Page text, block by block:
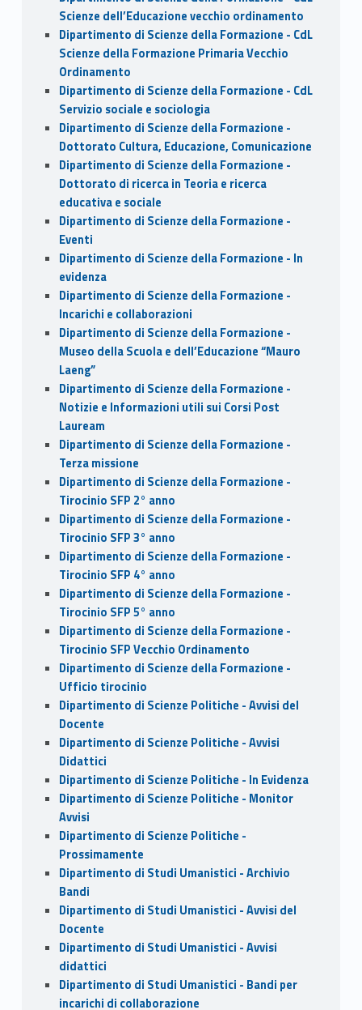
Scienze dell’Educazione vecchio ordinamento
Dipartimento di Scienze della Formazione - CdL
Scienze della Formazione Primaria Vecchio
Ordinamento
Dipartimento di Scienze della Formazione - CdL
Servizio sociale e sociologia
Dipartimento di Scienze della Formazione -
Dottorato Cultura, Educazione, Comunicazione
Dipartimento di Scienze della Formazione -
Dottorato di ricerca in Teoria e ricerca
educativa e sociale
Dipartimento di Scienze della Formazione -
Eventi
Dipartimento di Scienze della Formazione - In
evidenza
Dipartimento di Scienze della Formazione -
Incarichi e collaborazioni
Dipartimento di Scienze della Formazione -
Museo della Scuola e dell’Educazione “Mauro
Laeng”
Dipartimento di Scienze della Formazione -
Notizie e Informazioni utili sui Corsi Post
Lauream
Dipartimento di Scienze della Formazione -
Terza missione
Dipartimento di Scienze della Formazione -
Tirocinio SFP 2° anno
Dipartimento di Scienze della Formazione -
Tirocinio SFP 3° anno
Dipartimento di Scienze della Formazione -
Tirocinio SFP 4° anno
Dipartimento di Scienze della Formazione -
Tirocinio SFP 5° anno
Dipartimento di Scienze della Formazione -
Tirocinio SFP Vecchio Ordinamento
Dipartimento di Scienze della Formazione -
Ufficio tirocinio
Dipartimento di Scienze Politiche - Avvisi del
Docente
Dipartimento di Scienze Politiche - Avvisi
Didattici
Dipartimento di Scienze Politiche - In Evidenza
Dipartimento di Scienze Politiche - Monitor
Avvisi
Dipartimento di Scienze Politiche -
Prossimamente
Dipartimento di Studi Umanistici - Archivio
Bandi
Dipartimento di Studi Umanistici - Avvisi del
Docente
Dipartimento di Studi Umanistici - Avvisi
didattici
Dipartimento di Studi Umanistici - Bandi per
incarichi di collaborazione